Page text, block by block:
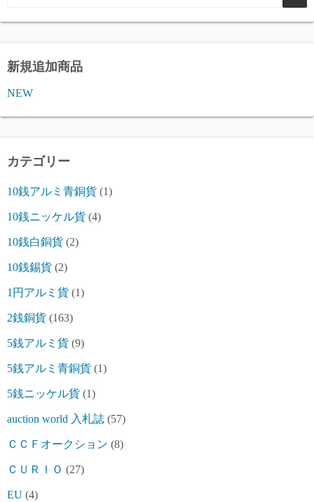
新規追加商品
NEW
カテゴリー
10銭アルミ青銅貨 (1)
10銭ニッケル貨 (4)
10銭白銅貨 (2)
10銭錫貨 (2)
1円アルミ貨 (1)
2銭銅貨 (163)
5銭アルミ貨 (9)
5銭アルミ青銅貨 (1)
5銭ニッケル貨 (1)
auction world 入札誌 (57)
ＣＣＦオークション (8)
ＣＵＲＩＯ (27)
EU (4)